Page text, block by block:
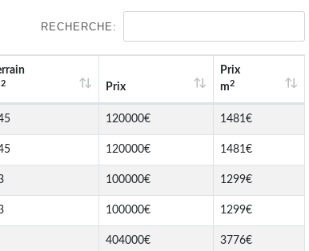
RECHERCHE:
2 Prix
Prix
m2
120000€ 1481€
120000€ 1481€
100000€ 1299€
100000€ 1299€
404000€ 3776€